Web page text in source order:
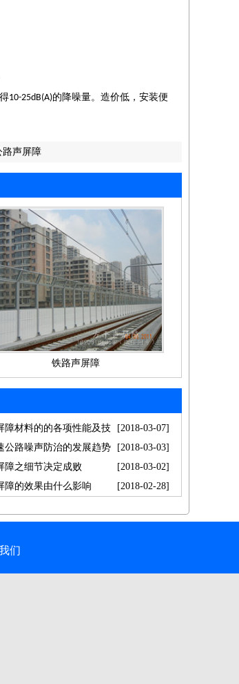
10-25dB(A)的降噪量。造价低，安装便
路声屏障
铁路声屏障
[2018-03-07]
障材料的的各项性能及技
[2018-03-03]
公路噪声防治的发展趋势
[2018-03-02]
障之细节决定成败
[2018-02-28]
障的效果由什么影响
们